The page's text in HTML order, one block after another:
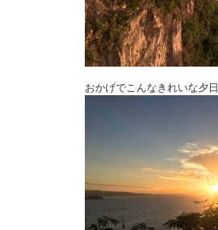
おかげでこんなきれいな夕